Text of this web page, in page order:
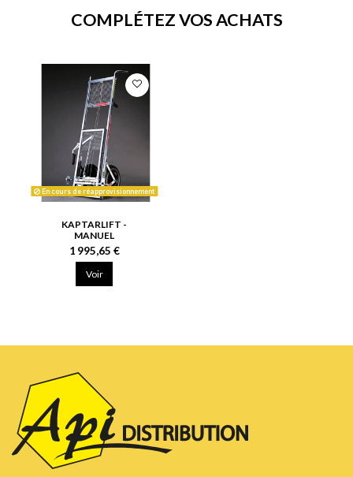
COMPLÉTEZ VOS ACHATS
En cours de réapprovisionnement
KAPTARLIFT -
MANUEL
1 995,65 €
Voir